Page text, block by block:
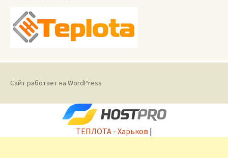
Сайт работает на WordPress
ТЕПЛОТА - Харьков |